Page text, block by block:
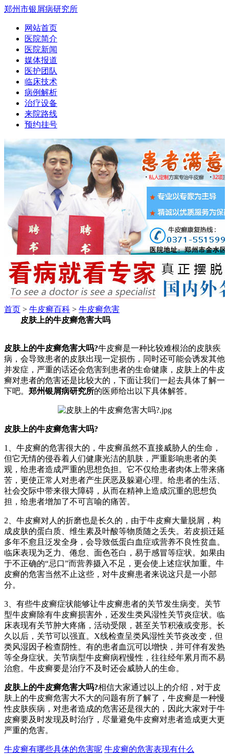
郑州市银屑病研究所
网站首页
医院简介
医院新闻
媒体报道
医护团队
临床技术
病例解析
治疗设备
来院路线
预约挂号
首页 > 牛皮癣百科 > 牛皮癣危害
皮肤上的牛皮癣危害大吗
皮肤上的牛皮癣危害大吗?牛皮癣是一种比较难根治的皮肤疾
病，会导致患者的皮肤出现一定损伤，同时还可能会诱发其他
并发症，严重的话还会危害到患者的生命健康，皮肤上的牛皮
癣对患者的危害还是比较大的，下面让我们一起去具体了解一
下吧。 郑州银屑病研究所的医师给出以下具体解答。
皮肤上的牛皮癣危害大吗?
1、牛皮癣的危害很大的，牛皮癣虽然不直接威胁人的生命，
但它无情的侵吞着人们健康光洁的肌肤，严重影响患者的美
观，给患者造成严重的思想负担。它不仅给患者肉体上带来痛
苦，更使正常人对患者产生厌恶及躲避心理。给患者的生活、
社会交际中带来很大障碍，从而在精神上造成沉重的思想负
担，给患者增加了不可言喻的痛苦。
2、牛皮癣对人的折磨也是长久的，由于牛皮癣大量脱屑，构
成皮肤的蛋白质、维生素及叶酸等物质随之丢失。若皮损迁延
多年不愈且泛发全身，会导致低蛋白血症或营养不良性贫血。
临床表现为乏力、倦怠、面色苍白，易于感冒等症状。如果由
于不正确的“忌口”而营养摄入不足，更会使上述症状加重。牛
皮癣的危害当然不止这些，对牛皮癣患者来说这只是一小部
分。
3、有些牛皮癣症状能够让牛皮癣患者的关节发生病变。关节
型牛皮癣除有牛皮癣损害外，还发生类风湿性关节炎症状。临
床表现有关节肿大疼痛，活动受限，甚至关节积液或变形。长
久以后，关节可以强直。X线检查呈类风湿性关节炎改变，但
类风湿因子检查阴性。有的患者血沉可以增快，并可伴有发热
等全身症状。关节病型牛皮癣病程慢性，往往经年累月而不易
治愈。牛皮癣要是治疗不及时还会威胁人的生命。
皮肤上的牛皮癣危害大吗?相信大家通过以上的介绍，对于皮
肤上的牛皮癣危害大不大的问题有所了解了，牛皮癣是一种慢
性皮肤疾病，对患者造成的危害还是很大的，因此大家对于牛
皮癣要及时发现及时治疗，尽量避免牛皮癣对患者造成更大更
严重的危害。
牛皮癣有哪些具体的危害呢 牛皮癣的危害表现有什么